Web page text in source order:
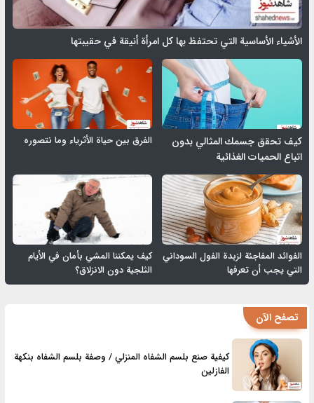
الأشياء الأساسية التي تحتفظ بها كل امرأة أنيقة في حقيبتها
كيف تحقق جسمك المثالي بدون
اتباع الحميات الغذائية
الفرق بين حياة الأثرياء وما نتصوره
الفوائد المفاجئة لزبدة الفول السوداني
التي يجب أن تعرفها
كيف يمكننا المشي بأمان في الأيام
الثلجية دون الانزلاق؟
تصفح الآن
كيفية صنع بلسم الشفاه المنزلي / وصفة بلسم الشفاه بنكهة
الفازلين